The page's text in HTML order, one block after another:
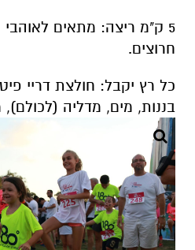
5 ק"מ ריצה: מתאים
חרוצים.
כל רץ יקבל: חולצת דריי
בננות, מים, מדליה